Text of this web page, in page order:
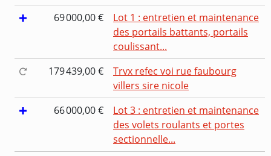
69 000,00 €
Lot 1 : entretien et maintenance
des portails battants, portails
coulissant...
179 439,00 €
Trvx refec voi rue faubourg
villers sire nicole
66 000,00 €
Lot 3 : entretien et maintenance
des volets roulants et portes
sectionnelle...